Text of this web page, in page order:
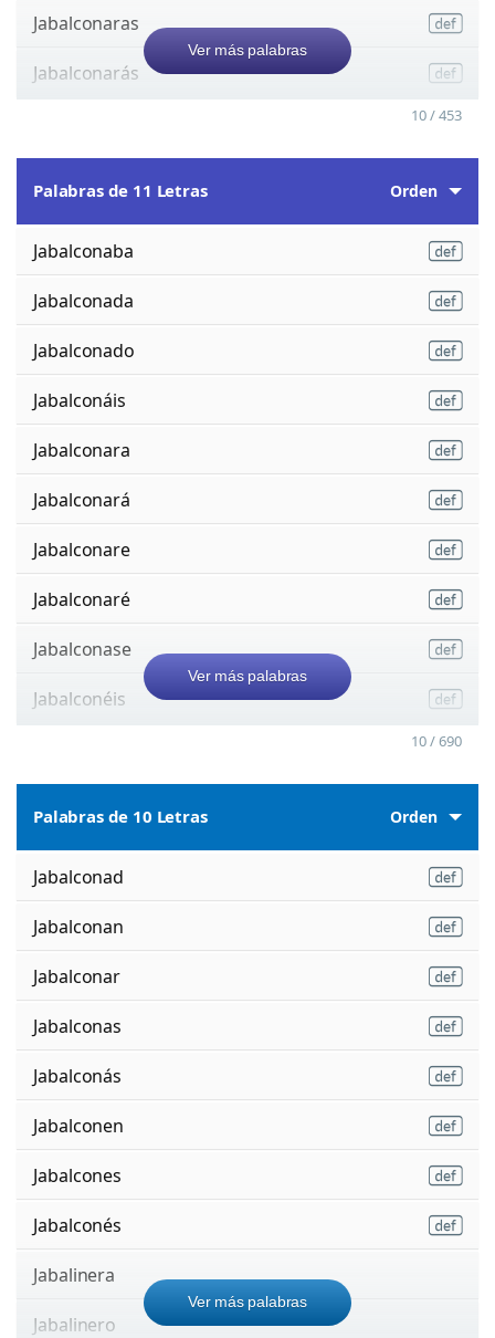
Jabalconaras
Jabalconarás
Ver más palabras
10 / 453
Palabras de 11 Letras Orden
Jabalconaba
Jabalconada
Jabalconado
Jabalconáis
Jabalconara
Jabalconará
Jabalconare
Jabalconaré
Jabalconase
Jabalconéis
Ver más palabras
10 / 690
Palabras de 10 Letras Orden
Jabalconad
Jabalconan
Jabalconar
Jabalconas
Jabalconás
Jabalconen
Jabalcones
Jabalconés
Jabalinera
Jabalinero
Ver más palabras